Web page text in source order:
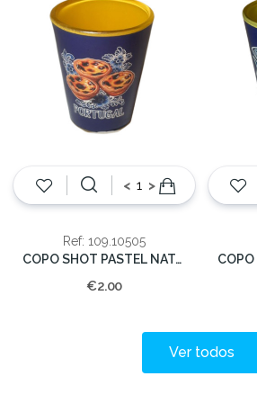
< >
Ref: 109.10505
COPO SHOT PASTEL NATA PORTUGAL
€2.00
Ver todos